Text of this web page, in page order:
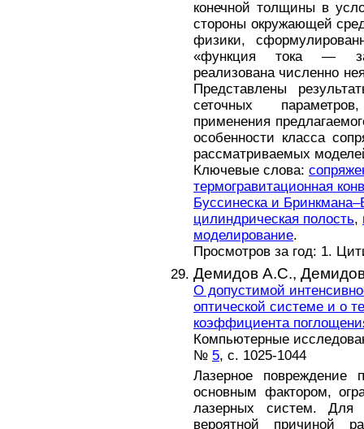
конечной толщины в
стороны окружающей
физики,
«функция тока —
реализована численно
Представлены
сеточных
применения
особенности класса
рассматриваемых
Ключевые слова:
термогравитационная
Буссинеска и
цилиндрическая полость,
моделирование.
Просмотров за год: 1.
Демидов А.С.,
О допустимой
оптической системе и о
коэффициента
Компьютерные
№ 5, с. 1025-1044
Лазерное повреждение
основным фактором,
лазерных систем. Для
вероятной причиной